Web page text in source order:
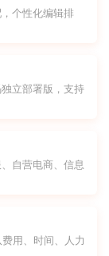
个性化编辑排
立部署版，支持
自营电商、信息
用、时间、人力